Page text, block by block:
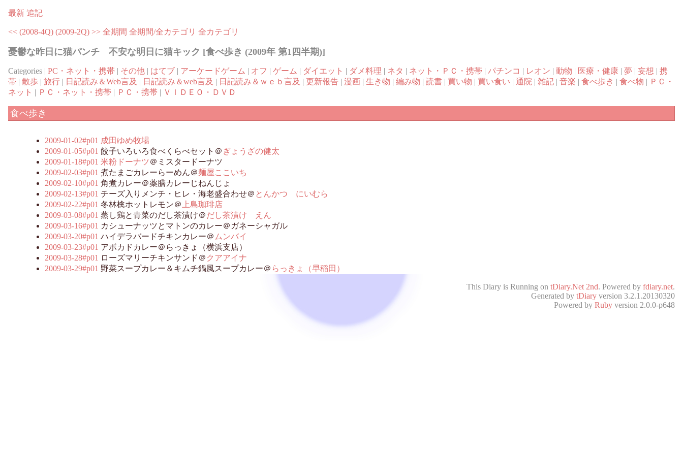
最新 追記
<< (2008-4Q) (2009-2Q) >> 全期間 全期間/全カテゴリ 全カテゴリ
憂鬱な昨日に猫パンチ 不安な明日に猫キック [食べ歩き (2009年 第1四半期)]
Categories | PC・ネット・携帯 | その他 | はてブ | アーケードゲーム | オフ | ゲーム | ダイエット | ダメ料理 | ネタ | ネット・ＰＣ・携帯 | パチンコ | レオン | 動物 | 医療・健康 | 夢 | 妄想 | 携
帯 | 散歩 | 旅行 | 日記読み＆Web言及 | 日記読み＆web言及 | 日記読み＆ｗｅｂ言及 | 更新報告 | 漫画 | 生き物 | 編み物 | 読書 | 買い物 | 買い食い | 通院 | 雑記 | 音楽 | 食べ歩き | 食べ物 | ＰＣ・
ネット | ＰＣ・ネット・携帯 | ＰＣ・携帯 | ＶＩＤＥＯ・ＤＶＤ
食べ歩き
2009-01-02#p01 成田ゆめ牧場
2009-01-05#p01 餃子いろいろ食べくらべセット＠ ぎょうざの健太
2009-01-18#p01 米粉ドーナツ ＠ミスタードーナツ
2009-02-03#p01 煮たまごカレーらーめん＠麺屋ここいち
2009-02-10#p01 角煮カレー＠薬膳カレーじねんじょ
2009-02-13#p01 チーズ入りメンチ・ヒレ・海老盛合わせ＠ とんかつ にいむら
2009-02-22#p01 冬林檎ホットレモン＠ 上島珈琲店
2009-03-08#p01 蒸し鶏と青菜のだし茶漬け＠だし茶漬け えん
2009-03-16#p01 カシューナッツとマトンのカレー＠ガネーシャガル
2009-03-20#p01 ハイデラバードチキンカレー＠ ムンバイ
2009-03-23#p01 アボカドカレー＠らっきょ（横浜支店）
2009-03-28#p01 ローズマリーチキンサンド＠ クアアイナ
2009-03-29#p01 野菜スープカレー＆キムチ鍋風スープカレー＠ らっきょ（早稲田）
This Diary is Running on tDiary.Net 2nd. Powered by fdiary.net.
Generated by tDiary version 3.2.1.20130320
Powered by Ruby version 2.0.0-p648